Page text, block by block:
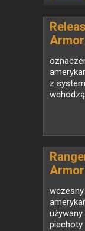
z
używany
piechoty